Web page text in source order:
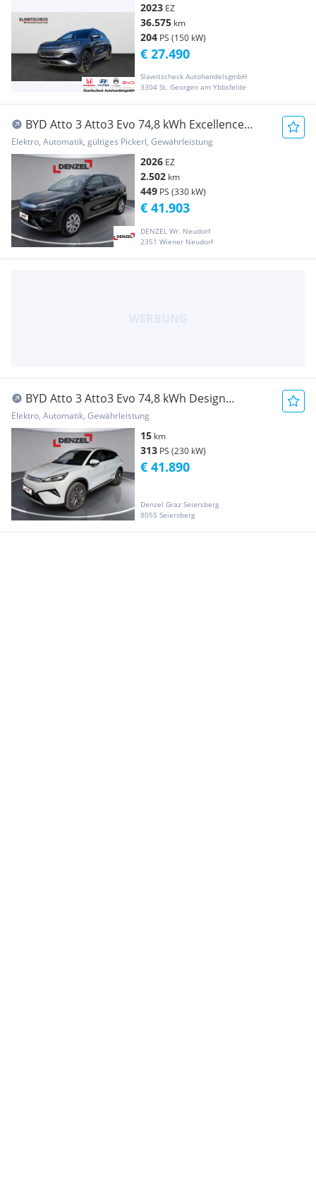
2023 EZ
36.575 km
204 PS (150 kW)
Slawitscheck AutohandelsgmbH
3304 St. Georgen am Ybbsfelde
€ 27.490
BYD Atto 3 Atto3 Evo 74,8 kWh Excellence
Österreich Paket AWD
Elektro, Automatik, gültiges Pickerl, Gewährleistung
2026 EZ
2.502 km
449 PS (330 kW)
DENZEL Wr. Neudorf
2351 Wiener Neudorf
€ 41.903
BYD Atto 3 Atto3 Evo 74,8 kWh Design
Österreich Paket RWD
Elektro, Automatik, Gewährleistung
15 km
313 PS (230 kW)
Denzel Graz Seiersberg
8055 Seiersberg
€ 41.890